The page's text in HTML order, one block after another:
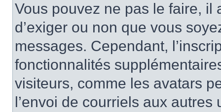
Vous pouvez ne pas le faire, il
d’exiger ou non que vous
messages. Cependant,
fonctionnalités
visiteurs, comme les avatars
l’envoi de courriels aux